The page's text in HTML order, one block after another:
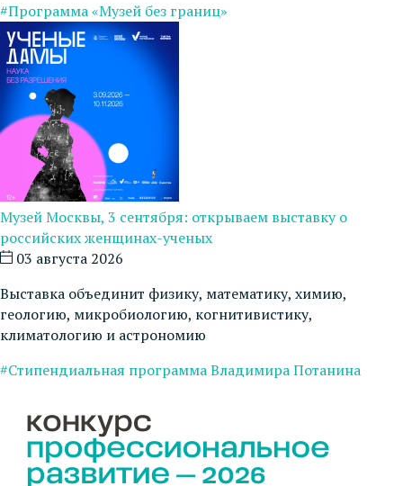
#Программа «Музей без границ»
Музей Москвы, 3 сентября: открываем выставку о
российских женщинах-ученых
03 августа 2026
Выставка объединит физику, математику, химию,
геологию, микробиологию, когнитивистику,
климатологию и астрономию
#Стипендиальная программа Владимира Потанина